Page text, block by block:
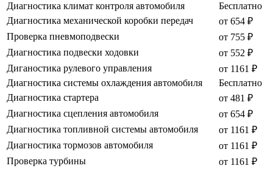
Диагностика климат контроля автомобиля
Бесплатно
Диагностика механической коробки передач
от 654 ₽
Проверка пневмоподвески
от 755 ₽
Диагностика подвески ходовки
от 552 ₽
Диганостика рулевого управления
от 1161 ₽
Диагностика системы охлаждения автомобиля
Бесплатно
Диагностика стартера
от 481 ₽
Диагностика сцепления автомобиля
от 654 ₽
Диагностика топливной системы автомобиля
от 1161 ₽
Диагностика тормозов автомобиля
от 1161 ₽
Проверка турбины
от 1161 ₽